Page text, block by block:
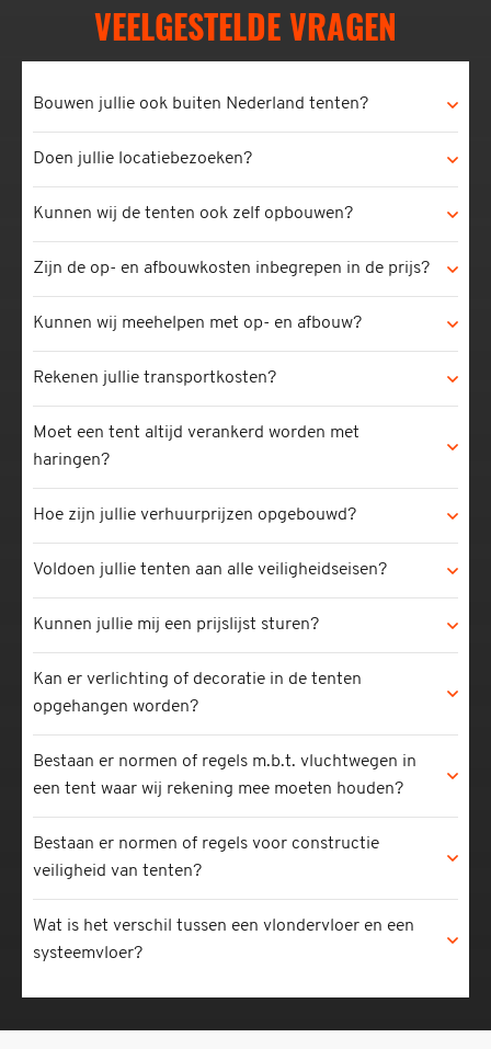
VEELGESTELDE VRAGEN
Bouwen jullie ook buiten Nederland tenten?
Doen jullie locatiebezoeken?
Kunnen wij de tenten ook zelf opbouwen?
Zijn de op- en afbouwkosten inbegrepen in de prijs?
Kunnen wij meehelpen met op- en afbouw?
Rekenen jullie transportkosten?
Moet een tent altijd verankerd worden met
haringen?
Hoe zijn jullie verhuurprijzen opgebouwd?
Voldoen jullie tenten aan alle veiligheidseisen?
Kunnen jullie mij een prijslijst sturen?
Kan er verlichting of decoratie in de tenten
opgehangen worden?
Bestaan er normen of regels m.b.t. vluchtwegen in
een tent waar wij rekening mee moeten houden?
Bestaan er normen of regels voor constructie
veiligheid van tenten?
Wat is het verschil tussen een vlondervloer en een
systeemvloer?